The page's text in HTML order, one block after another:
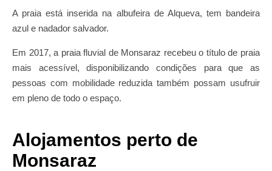
A praia está inserida na albufeira de Alqueva, tem bandeira
azul e nadador salvador.
Em 2017, a praia fluvial de Monsaraz recebeu o título de praia
mais acessível, disponibilizando condições para que as
pessoas com mobilidade reduzida também possam usufruir
em pleno de todo o espaço.
Alojamentos perto de
Monsaraz